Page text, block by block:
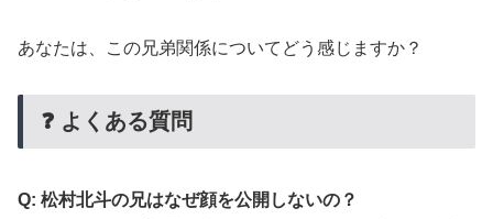
あなたは、この兄弟関係についてどう感じますか？
❓ よくある質問
Q: 松村北斗の兄はなぜ顔を公開しないの？